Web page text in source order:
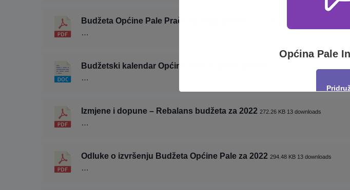
Budžeta Općine Pale Prača za 2023. godinu
…
Budžetski kalendar Općine Pale za 2023. godinu
…
Izmjene i dopune – Rebalans budžeta za 2022 272.26 KB 13 downloads
…
Odluke o izvršenju Budžeta Općine Pale za 2022 294.48 KB 13 downloads
…
Općina Pale